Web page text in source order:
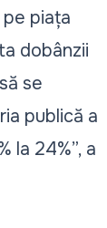
piața
dobânzii
se
publică a
la 24%”, a